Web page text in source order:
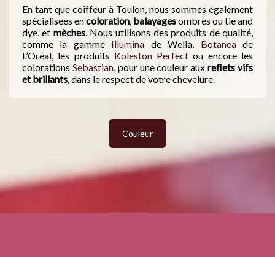
En tant que coiffeur à Toulon, nous sommes également
spécialisées encoloration, balayagesombrés ou tie and
dye, et mèches. Nous utilisons des produits de qualité,
comme la gamme Illumina de Wella, Botaneade
L’Oréal, les produits Koleston Perfect ou encore les
colorations Sebastian, pour une couleur auxreflets vifs
et brillants, dans le respect de votre chevelure.
Couleur